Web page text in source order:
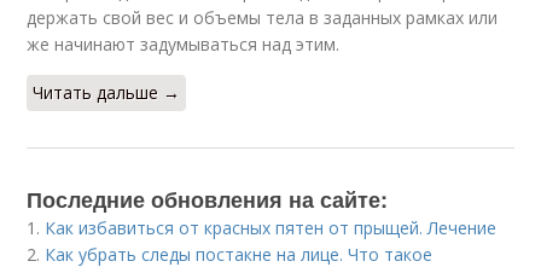
держать свой вес и объемы тела в заданных рамках или
же начинают задумываться над этим.
Читать дальше →
Последние обновления на сайте:
1. Как избавиться от красных пятен от прыщей. Лечение
2. Как убрать следы постакне на лице. Что такое